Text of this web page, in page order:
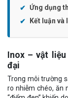
Ứng dụng
Kết luận và
Inox – vật liệu
đại
Trong môi trường
ro nhiễm chéo, ăn